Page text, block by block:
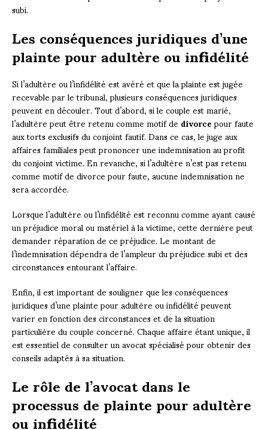
subi.
Les conséquences juridiques d’une
plainte pour adultère ou infidélité
Si l’adultère ou l’infidélité est avéré et que la plainte est jugée
recevable par le tribunal, plusieurs conséquences juridiques
peuvent en découler. Tout d’abord, si le couple est marié,
l’adultère peut être retenu comme motif dedivorcepour faute
aux torts exclusifs du conjoint fautif. Dans ce cas, le juge aux
affaires familiales peut prononcer une indemnisation au profit
du conjoint victime. En revanche, si l’adultère n’est pas retenu
comme motif de divorce pour faute, aucune indemnisation ne
sera accordée.
Lorsque l’adultère ou l’infidélité est reconnu comme ayant causé
un préjudice moral ou matériel à la victime, cette dernière peut
demander réparation de ce préjudice. Le montant de
l’indemnisation dépendra de l’ampleur du préjudice subi et des
circonstances entourant l’affaire.
Enfin, il est important de souligner que les conséquences
juridiques d’une plainte pour adultère ou infidélité peuvent
varier en fonction des circonstances et de la situation
particulière du couple concerné. Chaque affaire étant unique, il
est essentiel de consulter un avocat spécialisé pour obtenir des
conseils adaptés à sa situation.
Le rôle de l’avocat dans le
processus de plainte pour adultère